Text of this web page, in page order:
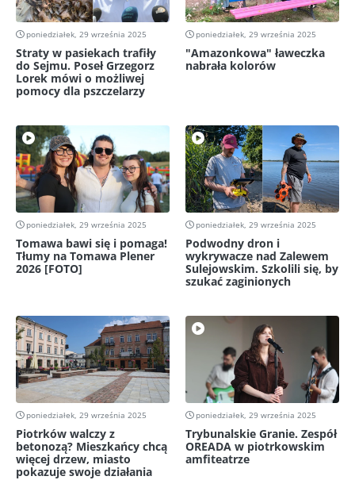
poniedziałek, 29 września 2025
Straty w pasiekach trafiły
do Sejmu. Poseł Grzegorz
Lorek mówi o możliwej
pomocy dla pszczelarzy
poniedziałek, 29 września 2025
"Amazonkowa" ławeczka
nabrała kolorów
poniedziałek, 29 września 2025
Tomawa bawi się i pomaga!
Tłumy na Tomawa Plener
2026 [FOTO]
poniedziałek, 29 września 2025
Podwodny dron i
wykrywacze nad Zalewem
Sulejowskim. Szkolili się, by
szukać zaginionych
poniedziałek, 29 września 2025
Piotrków walczy z
betonozą? Mieszkańcy chcą
więcej drzew, miasto
pokazuje swoje działania
poniedziałek, 29 września 2025
Trybunalskie Granie. Zespół
OREADA w piotrkowskim
amfiteatrze